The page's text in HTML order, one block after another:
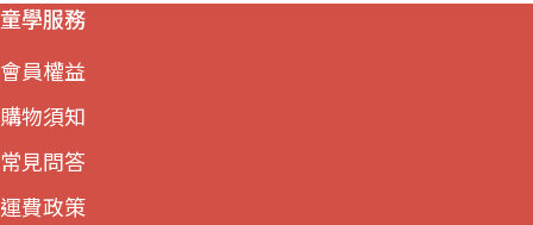
童學服務
會員權益
購物須知
常見問答
運費政策